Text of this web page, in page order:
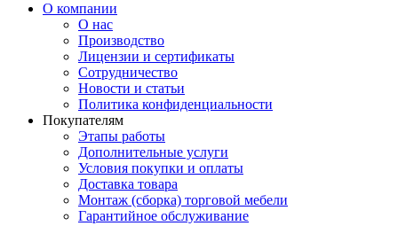
О компании
О нас
Производство
Лицензии и сертификаты
Сотрудничество
Новости и статьи
Политика конфиденциальности
Покупателям
Этапы работы
Дополнительные услуги
Условия покупки и оплаты
Доставка товара
Монтаж (сборка) торговой мебели
Гарантийное обслуживание